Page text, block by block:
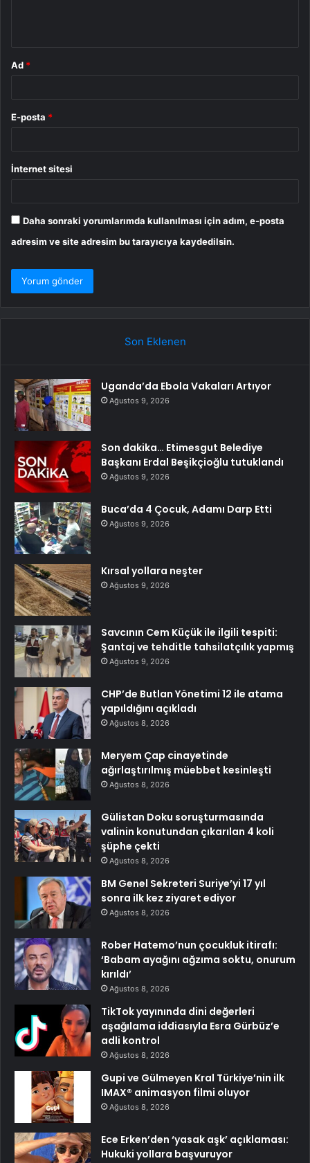
Ad *
E-posta *
İnternet sitesi
Daha sonraki yorumlarımda kullanılması için adım, e-posta
adresim ve site adresim bu tarayıcıya kaydedilsin.
Son Eklenen
Uganda’da Ebola Vakaları Artıyor
Ağustos 9, 2026
Son dakika… Etimesgut Belediye
Başkanı Erdal Beşikçioğlu tutuklandı
Ağustos 9, 2026
Buca’da 4 Çocuk, Adamı Darp Etti
Ağustos 9, 2026
Kırsal yollara neşter
Ağustos 9, 2026
Savcının Cem Küçük ile ilgili tespiti:
Şantaj ve tehditle tahsilatçılık yapmış
Ağustos 9, 2026
CHP’de Butlan Yönetimi 12 ile atama
yapıldığını açıkladı
Ağustos 8, 2026
Meryem Çap cinayetinde
ağırlaştırılmış müebbet kesinleşti
Ağustos 8, 2026
Gülistan Doku soruşturmasında
valinin konutundan çıkarılan 4 koli
şüphe çekti
Ağustos 8, 2026
BM Genel Sekreteri Suriye’yi 17 yıl
sonra ilk kez ziyaret ediyor
Ağustos 8, 2026
Rober Hatemo’nun çocukluk itirafı:
‘Babam ayağını ağzıma soktu, onurum
kırıldı’
Ağustos 8, 2026
TikTok yayınında dini değerleri
aşağılama iddiasıyla Esra Gürbüz’e
adli kontrol
Ağustos 8, 2026
Gupi ve Gülmeyen Kral Türkiye’nin ilk
IMAX® animasyon filmi oluyor
Ağustos 8, 2026
Ece Erken’den ‘yasak aşk’ açıklaması:
Hukuki yollara başvuruyor